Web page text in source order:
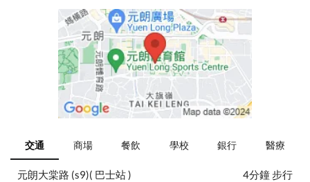
交通 商場 餐飲 學校 銀行 醫療
元朗大棠路 (s9)( 巴士站 )
4分鐘 步行